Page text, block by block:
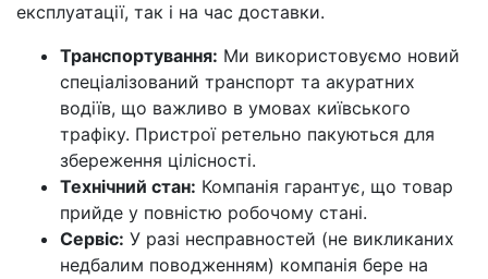
експлуатації, так і на час доставки.
Транспортування: Ми використовуємо новий
спеціалізований транспорт та акуратних
водіїв, що важливо в умовах київського
трафіку. Пристрої ретельно пакуються для
збереження цілісності.
Технічний стан: Компанія гарантує, що товар
прийде у повністю робочому стані.
Сервіс: У разі несправностей (не викликаних
недбалим поводженням) компанія бере на